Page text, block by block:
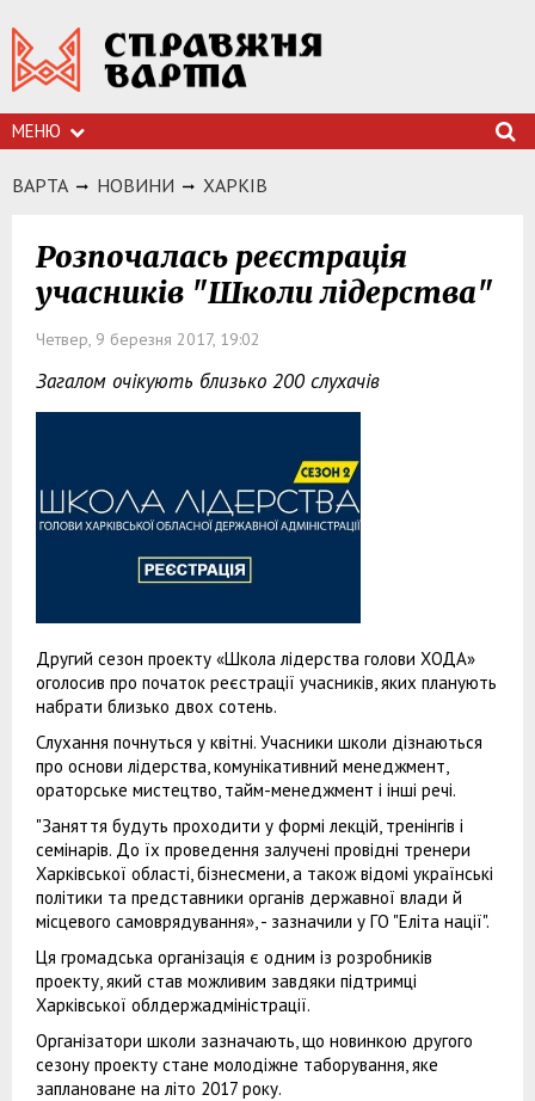
МЕНЮ
ВАРТА НОВИНИ ХАРКIВ
Розпочалась реєстрація
учасників "Школи лідерства"
Четвер, 9 березня 2017, 19:02
Загалом очікують близько 200 слухачів
Другий сезон проекту «Школа лідерства голови ХОДА»
оголосив про початок реєстрації учасників, яких планують
набрати близько двох сотень.
Слухання почнуться у квітні. Учасники школи дізнаються
про основи лідерства, комунікативний менеджмент,
ораторське мистецтво, тайм-менеджмент і інші речі.
"Заняття будуть проходити у формі лекцій, тренінгів і
семінарів. До їх проведення залучені провідні тренери
Харківської області, бізнесмени, а також відомі українські
політики та представники органів державної влади й
місцевого самоврядування», - зазначили у ГО "Еліта нації".
Ця громадська організація є одним із розробників
проекту, який став можливим завдяки підтримці
Харківської облдержадміністрації.
Організатори школи зазначають, що новинкою другого
сезону проекту стане молодіжне таборування, яке
заплановане на літо 2017 року.